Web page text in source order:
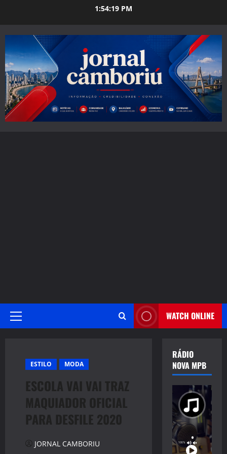
1:54:20 PM
Primary
WATCH ONLINE
ESTILO MODA
ESCOLA VAI VAI TRAZ
MAQUIADOR OFICIAL
PARA DESFILE 2020
JORNAL CAMBORIU
RÁDIO
NOVA MPB